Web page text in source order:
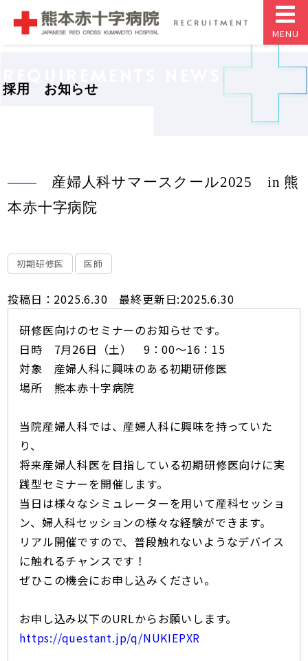
MENU
採用 お知らせ
産婦人科サマースクール2025 in 熊
本赤十字病院
初期研修医 医師
投稿日：2025.6.30 最終更新日:2025.6.30
研修医向けのセミナーのお知らせです。
日時 7月26日（土） 9：00〜16：15
対象 産婦人科に興味のある初期研修医
場所 熊本赤十字病院
当院産婦人科では、産婦人科に興味を持っていた
り、
将来産婦人科医を目指している初期研修医向けに実
践型セミナーを開催します。
当日は様々なシミュレーターを用いて産科セッショ
ン、婦人科セッションの様々な経験ができます。
リアル開催ですので、普段触れないようなデバイス
に触れるチャンスです！
ぜひこの機会にお申し込みください。
お申し込み以下のURLからお願いします。
https://questant.jp/q/NUKIEPXR